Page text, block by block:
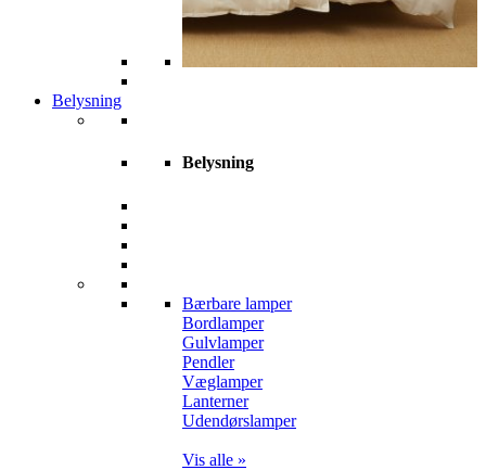
Belysning
Belysning
Bærbare lamper
Bordlamper
Gulvlamper
Pendler
Væglamper
Lanterner
Udendørslamper
Vis alle »